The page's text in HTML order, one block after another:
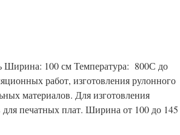
100 см Температура: 800С до
работ, изготовления рулонного
материалов. Для изготовления
печатных плат. Ширина от 100 до 145